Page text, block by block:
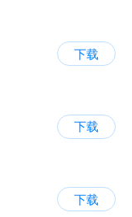
下载
下载
下载